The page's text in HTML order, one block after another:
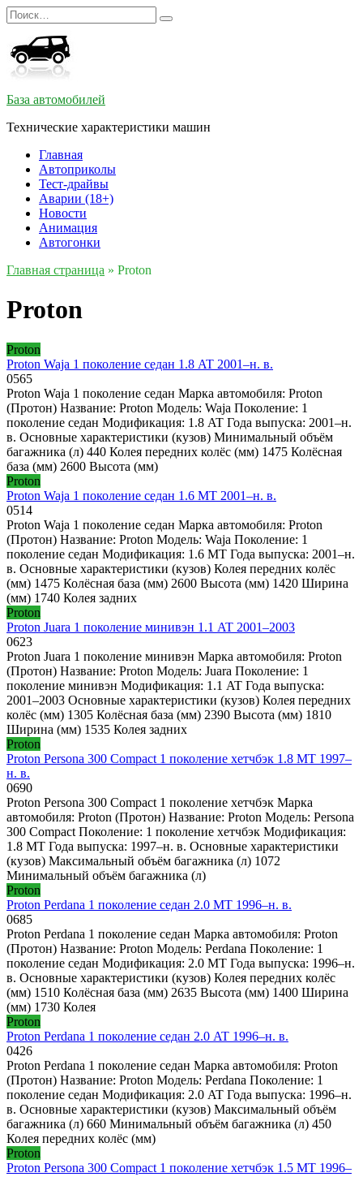
Перейти
к
содержанию
Search
for:
База автомобилей
Технические характеристики машин
Главная
Автоприколы
Тест-драйвы
Аварии (18+)
Новости
Анимация
Автогонки
Главная страница » Proton
Proton
Proton
Proton Waja 1 поколение седан 1.8 AT 2001–н. в.
0565
Proton Waja 1 поколение седан Марка автомобиля: Proton
(Протон) Название: Proton Модель: Waja Поколение: 1
поколение седан Модификация: 1.8 AT Года выпуска: 2001–н.
в. Основные характеристики (кузов) Минимальный объём
багажника (л) 440 Колея передних колёс (мм) 1475 Колёсная
база (мм) 2600 Высота (мм)
Proton
Proton Waja 1 поколение седан 1.6 MT 2001–н. в.
0514
Proton Waja 1 поколение седан Марка автомобиля: Proton
(Протон) Название: Proton Модель: Waja Поколение: 1
поколение седан Модификация: 1.6 MT Года выпуска: 2001–н.
в. Основные характеристики (кузов) Колея передних колёс
(мм) 1475 Колёсная база (мм) 2600 Высота (мм) 1420 Ширина
(мм) 1740 Колея задних
Proton
Proton Juara 1 поколение минивэн 1.1 AT 2001–2003
0623
Proton Juara 1 поколение минивэн Марка автомобиля: Proton
(Протон) Название: Proton Модель: Juara Поколение: 1
поколение минивэн Модификация: 1.1 AT Года выпуска:
2001–2003 Основные характеристики (кузов) Колея передних
колёс (мм) 1305 Колёсная база (мм) 2390 Высота (мм) 1810
Ширина (мм) 1535 Колея задних
Proton
Proton Persona 300 Compact 1 поколение хетчбэк 1.8 MT 1997–
н. в.
0690
Proton Persona 300 Compact 1 поколение хетчбэк Марка
автомобиля: Proton (Протон) Название: Proton Модель: Persona
300 Compact Поколение: 1 поколение хетчбэк Модификация:
1.8 MT Года выпуска: 1997–н. в. Основные характеристики
(кузов) Максимальный объём багажника (л) 1072
Минимальный объём багажника (л)
Proton
Proton Perdana 1 поколение седан 2.0 MT 1996–н. в.
0685
Proton Perdana 1 поколение седан Марка автомобиля: Proton
(Протон) Название: Proton Модель: Perdana Поколение: 1
поколение седан Модификация: 2.0 MT Года выпуска: 1996–н.
в. Основные характеристики (кузов) Колея передних колёс
(мм) 1510 Колёсная база (мм) 2635 Высота (мм) 1400 Ширина
(мм) 1730 Колея
Proton
Proton Perdana 1 поколение седан 2.0 AT 1996–н. в.
0426
Proton Perdana 1 поколение седан Марка автомобиля: Proton
(Протон) Название: Proton Модель: Perdana Поколение: 1
поколение седан Модификация: 2.0 AT Года выпуска: 1996–н.
в. Основные характеристики (кузов) Максимальный объём
багажника (л) 660 Минимальный объём багажника (л) 450
Колея передних колёс (мм)
Proton
Proton Persona 300 Compact 1 поколение хетчбэк 1.5 MT 1996–